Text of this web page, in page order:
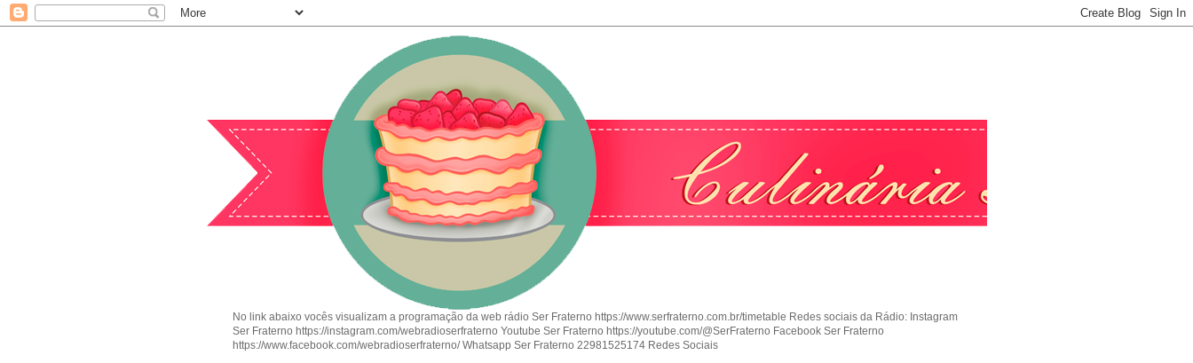
No link abaixo vocês visualizam a programação da web rádio Ser Fraterno https://www.serfraterno.com.br/timetable Redes sociais da Rádio: Instagram
Ser Fraterno https://instagram.com/webradioserfraterno Youtube Ser Fraterno https://youtube.com/@SerFraterno Facebook Ser Fraterno
https://www.facebook.com/webradioserfraterno/ Whatsapp Ser Fraterno 22981525174 Redes Sociais